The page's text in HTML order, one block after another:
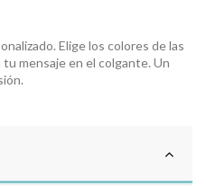
Elige los colores de las
mensaje en el colgante. Un